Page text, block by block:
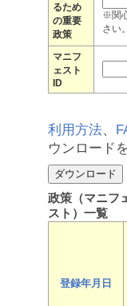
るため
の重要
政策
※関
さい。
マニフ
ェスト
ID
利用方法、
ウンロード
政策（マニフ
スト）一覧
登録年月日